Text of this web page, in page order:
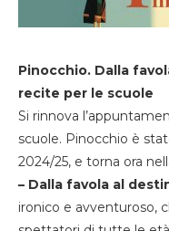
Pinocchio. Dalla
recite per le scuole
Si rinnova
scuole. Pinocchio è
2024/25, e torna ora
– Dalla favola al
ironico e avventuroso,